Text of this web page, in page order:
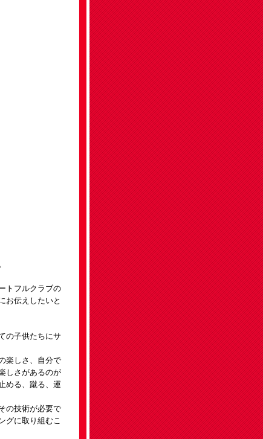
トフルクラブの
お伝えしたいと
の子供たちにサ
楽しさ、自分で
しさがあるのが
める、蹴る、運
の技術が必要で
グに取り組むこ